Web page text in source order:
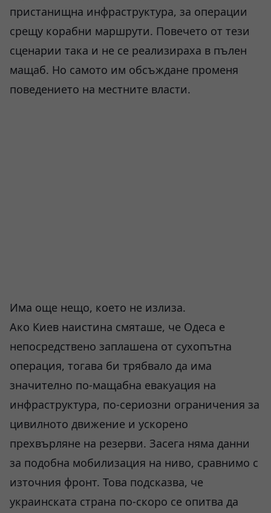
пристанищна инфраструктура, за операции
срещу корабни маршрути. Повечето от тези
сценарии така и не се реализираха в пълен
мащаб. Но самото им обсъждане променя
поведението на местните власти.
Има още нещо, което не излиза.
Ако Киев наистина смяташе, че Одеса е
непосредствено заплашена от сухопътна
операция, тогава би трябвало да има
значително по-мащабна евакуация на
инфраструктура, по-сериозни ограничения за
цивилното движение и ускорено
прехвърляне на резерви. Засега няма данни
за подобна мобилизация на ниво, сравнимо с
източния фронт. Това подсказва, че
украинската страна по-скоро се опитва да